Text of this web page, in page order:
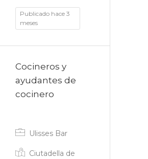
Publicado hace 3
meses
Cocineros y
ayudantes de
cocinero
Ulisses Bar
Ciutadella de